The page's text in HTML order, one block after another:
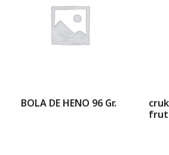
BOLA DE HENO 96 Gr.